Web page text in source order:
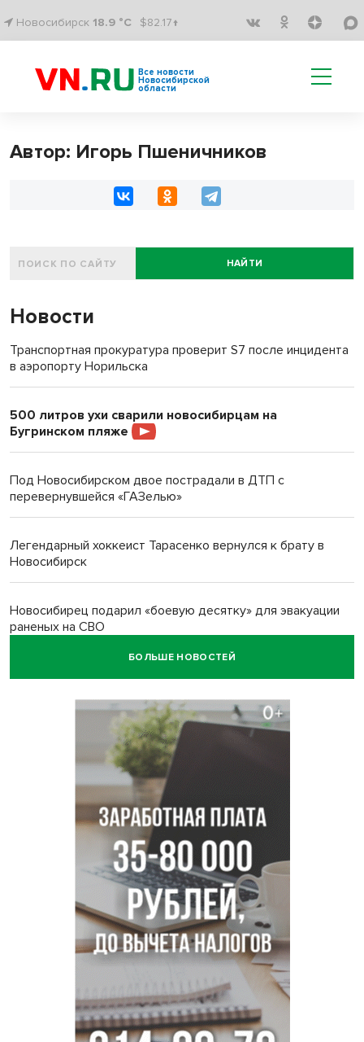
Новосибирск 18.9 °C $82.17↑
Все новости
Новосибирской
области
Автор: Игорь Пшеничников
НАЙТИ
Новости
Транспортная прокуратура проверит S7 после инцидента
в аэропорту Норильска
500 литров ухи сварили новосибирцам на
Бугринском пляже
Под Новосибирском двое пострадали в ДТП с
перевернувшейся «ГАЗелью»
Легендарный хоккеист Тарасенко вернулся к брату в
Новосибирск
Новосибирец подарил «боевую десятку» для эвакуации
раненых на СВО
БОЛЬШЕ НОВОСТЕЙ